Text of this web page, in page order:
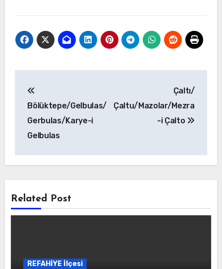
gezinmesi
Bölüktepe/Gelbulas/
Gerbulas/Karye-i
Gelbulas
Çaltı/
Çaltu/Mazolar/Mezra
-i Çalto
Related Post
REFAHİYE İlçesi